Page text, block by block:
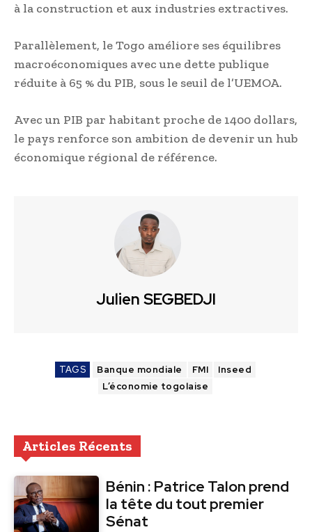
à la construction et aux industries extractives.
Parallèlement, le Togo améliore ses équilibres
macroéconomiques avec une dette publique
réduite à 65 % du PIB, sous le seuil de l’UEMOA.
Avec un PIB par habitant proche de 1400 dollars,
le pays renforce son ambition de devenir un hub
économique régional de référence.
Julien SEGBEDJI
TAGS Banque mondiale FMI
Inseed
L’économie togolaise
Articles Récents
Bénin : Patrice Talon prend
la tête du tout premier
Sénat